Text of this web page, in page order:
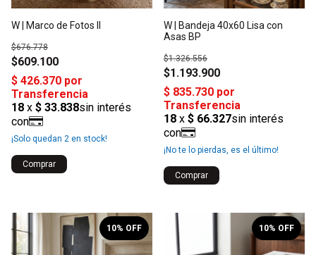
W | Marco de Fotos II
$609.100
$676.778
¡Solo quedan 2 en stock!
Comprar
W | Bandeja 40x60 Lisa con
Asas BP
$1.193.900
$1.326.556
¡No te lo pierdas, es el último!
1/2
10% OFF 1/2
10% OFF